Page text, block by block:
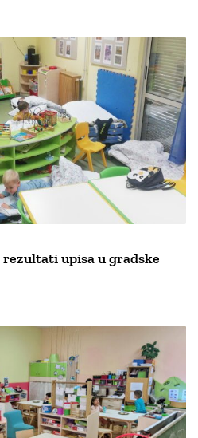
rezultati upisa u gradske